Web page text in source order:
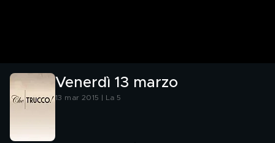
Venerdì 13 marzo
13 mar 2015 | La 5